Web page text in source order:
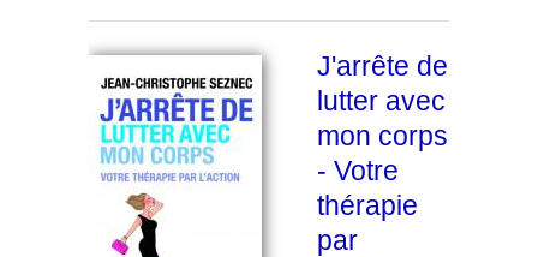
J'arrête de
lutter avec
mon corps
- Votre
thérapie
par